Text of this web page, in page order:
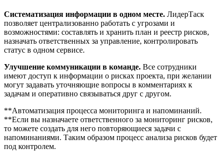
Систематизация информации в одном месте. ЛидерТаск
позволяет централизованно работать с угрозами и
возможностями: составлять и хранить план и реестр рисков,
назначать ответственных за управление, контролировать
статус в одном сервисе.
Улучшение коммуникации в команде. Все сотрудники
имеют доступ к информации о рисках проекта, при желании
могут задавать уточняющие вопросы в комментариях к
задачам и оперативно связываться друг с другом.
**Автоматизация процесса мониторинга и напоминаний.
**Если вы назначаете ответственного за мониторинг рисков,
то можете создать для него повторяющиеся задачи с
напоминаниями. Таким образом процесс анализа рисков будет
под контролем.